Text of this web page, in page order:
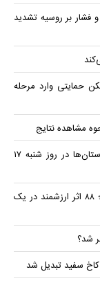
فشار بر روسیه تشدید
حمایتی وارد مرحله
خبر مهم برای کارمندان| ساعت کاری ادارات این استان‌ها در روز شنبه ۱۷
تصاویر| گنجینه‌ای از تاریخ هنر ایران به حراج رفت؛ ۸۸ اثر ارزشمند در یک
شد؟
کاخ سفید تبدیل شد